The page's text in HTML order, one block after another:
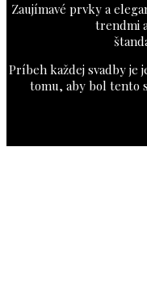
Zaujímavé prvky a
trendmi
Príbeh každej svadby je
tomu, aby bol tento